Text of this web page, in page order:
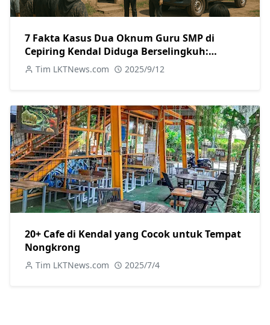
7 Fakta Kasus Dua Oknum Guru SMP di
Cepiring Kendal Diduga Berselingkuh:
Kronologi, Pengakuan, hingga Sanksi
Tim LKTNews.com 2025/9/12
20+ Cafe di Kendal yang Cocok untuk Tempat
Nongkrong
Tim LKTNews.com 2025/7/4